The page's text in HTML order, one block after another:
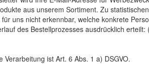
aus unserem Sortiment. Zu
uns nicht erkennbar, welche konkrete
des Bestellprozesses ausdrücklich erteilt:
Verarbeitung ist Art. 6 Abs. 1 a) DSGVO.